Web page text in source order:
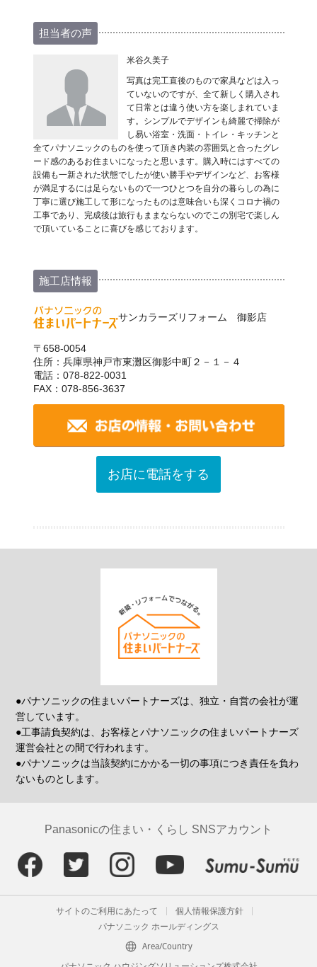
担当者の声
米谷久美子
写真は完工直後のもので家具などは入っ
ていないのですが、全て新しく購入され
て日常とは違う使い方を楽しまれていま
す。シンプルでデザインも綺麗で掃除が
し易い浴室・洗面・トイレ・キッチンと
全てパナソニックのものを使って頂き内装の雰囲気と合ったグレ
ード感のあるお住まいになったと思います。購入時にはすべての
設備も一新された状態でしたが使い勝手やデザインなど、お客様
が満足するには足らないもので一つひとつを自分の暮らしの為に
丁寧に選び施工して形になったものは意味合いも深くコロナ禍の
工事であり、完成後は旅行もままならないのでこの別宅で楽しん
で頂いていることに喜びを感じております。
施工店情報
サンカラーズリフォーム 御影店
〒658-0054
住所：兵庫県神戸市東灘区御影中町２－１－４
電話：078-822-0031
FAX：078-856-3637
お店に電話をする
●パナソニックの住まいパートナーズは、独立・自営の会社が運
営しています。
●工事請負契約は、お客様とパナソニックの住まいパートナーズ
運営会社との間で行われます。
●パナソニックは当該契約にかかる一切の事項につき責任を負わ
ないものとします。
Panasonicの住まい・くらし SNSアカウント
サイトのご利用にあたって
個人情報保護方針
パナソニック ホールディングス
Area/Country